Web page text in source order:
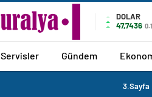
DOLAR
47,7436
Servisler Gündem
3.Sayfa